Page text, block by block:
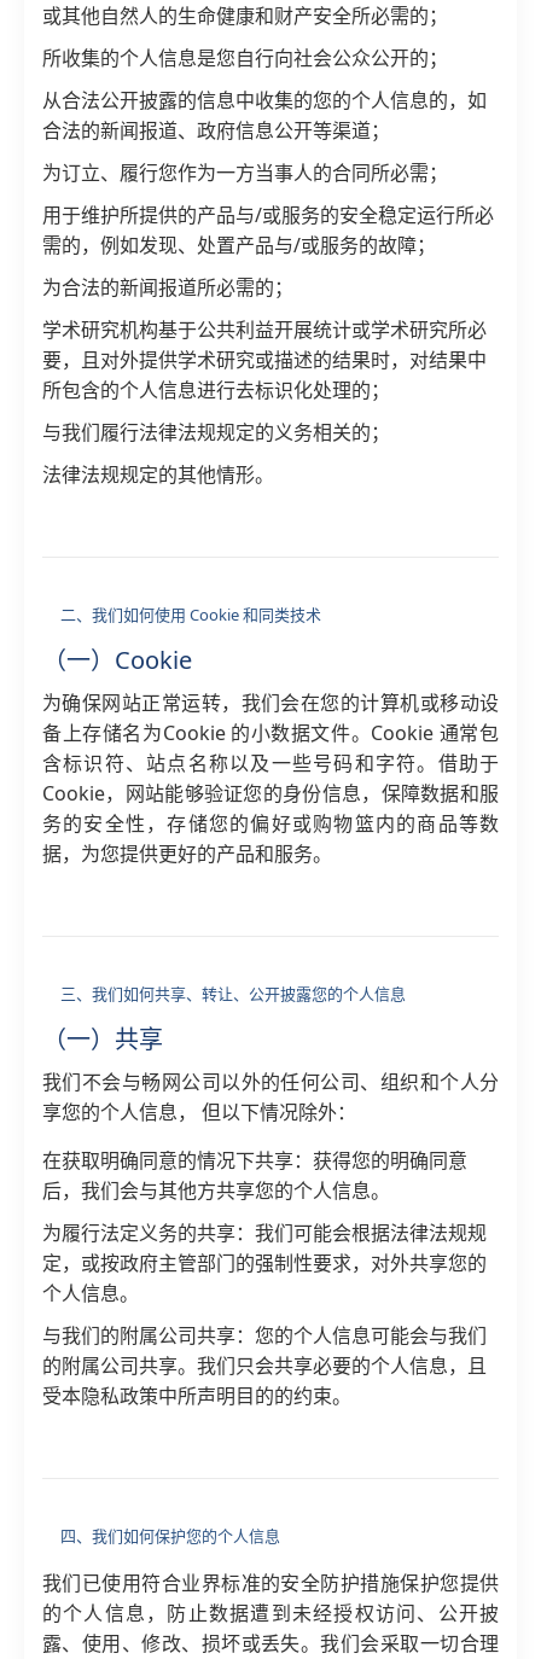
或其他自然人的生命健康和财产安全所必需的；
所收集的个人信息是您自行向社会公众公开的；
从合法公开披露的信息中收集的您的个人信息的，如
合法的新闻报道、政府信息公开等渠道；
为订立、履行您作为一方当事人的合同所必需；
用于维护所提供的产品与/或服务的安全稳定运行所必
需的，例如发现、处置产品与/或服务的故障；
为合法的新闻报道所必需的；
学术研究机构基于公共利益开展统计或学术研究所必
要，且对外提供学术研究或描述的结果时，对结果中
所包含的个人信息进行去标识化处理的；
与我们履行法律法规规定的义务相关的；
法律法规规定的其他情形。
二、我们如何使用 Cookie 和同类技术
（一）Cookie
为确保网站正常运转，我们会在您的计算机或移动设
备上存储名为Cookie 的小数据文件。Cookie 通常包
含标识符、站点名称以及一些号码和字符。借助于
Cookie，网站能够验证您的身份信息，保障数据和服
务的安全性，存储您的偏好或购物篮内的商品等数
据，为您提供更好的产品和服务。
三、我们如何共享、转让、公开披露您的个人信息
（一）共享
我们不会与畅网公司以外的任何公司、组织和个人分
享您的个人信息， 但以下情况除外：
在获取明确同意的情况下共享：获得您的明确同意
后，我们会与其他方共享您的个人信息。
为履行法定义务的共享：我们可能会根据法律法规规
定，或按政府主管部门的强制性要求，对外共享您的
个人信息。
与我们的附属公司共享：您的个人信息可能会与我们
的附属公司共享。我们只会共享必要的个人信息，且
受本隐私政策中所声明目的的约束。
四、我们如何保护您的个人信息
我们已使用符合业界标准的安全防护措施保护您提供
的个人信息，防止数据遭到未经授权访问、公开披
露、使用、修改、损坏或丢失。我们会采取一切合理